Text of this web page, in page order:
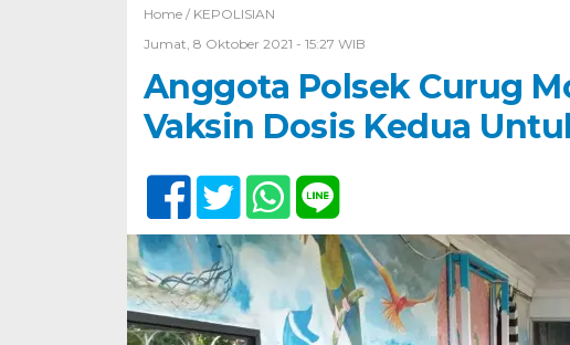
Home / KEPOLISIAN
Jumat, 8 Oktober 2021 - 15:27 WIB
Anggota Polsek Curug
Vaksin Dosis Kedua